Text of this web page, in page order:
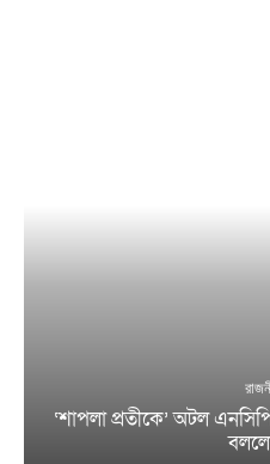
‘শাপলা প্রতীকে’ অটল